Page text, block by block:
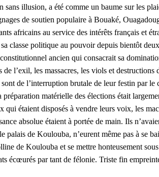
illusion, a été comme un baume sur les
de soutien populaire à Bouaké,
africains au service des intérêts français et
classe politique au pouvoir depuis bientôt
ancien qui consacrait sa
l’exil, les massacres, les viols et
de l’interruption brutale de leur festin par
matérielle des élections était
étaient disposés à vendre leurs voix, les
absolue étaient à portée de main. Ils
de Koulouba, n’eurent même pas à se
de Koulouba et se mettre honteusement
écœurés par tant de félonie. Triste fin